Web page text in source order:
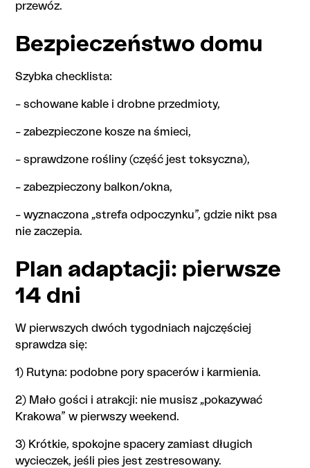
przewóz.
Bezpieczeństwo domu
Szybka checklista:
– schowane kable i drobne przedmioty,
– zabezpieczone kosze na śmieci,
– sprawdzone rośliny (część jest toksyczna),
– zabezpieczony balkon/okna,
– wyznaczona „strefa odpoczynku”, gdzie nikt psa
nie zaczepia.
Plan adaptacji: pierwsze
14 dni
W pierwszych dwóch tygodniach najczęściej
sprawdza się:
1) Rutyna: podobne pory spacerów i karmienia.
2) Mało gości i atrakcji: nie musisz „pokazywać
Krakowa” w pierwszy weekend.
3) Krótkie, spokojne spacery zamiast długich
wycieczek, jeśli pies jest zestresowany.